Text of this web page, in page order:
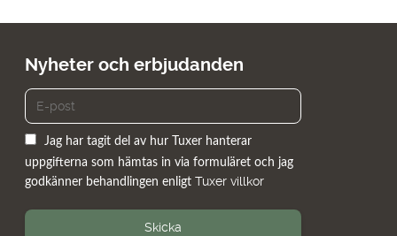
Nyheter och erbjudanden
Jag har tagit del av hur Tuxer hanterar
uppgifterna som hämtas in via formuläret och jag
godkänner behandlingen enligt Tuxer villkor
Skicka